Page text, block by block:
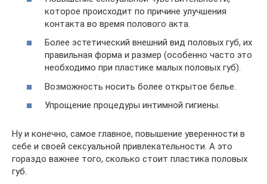
которое происходит по причине улучшения
контакта во время полового акта.
Более эстетический внешний вид половых губ, их
правильная форма и размер (особенно часто это
необходимо при пластике малых половых губ).
Возможность носить более открытое белье.
Упрощение процедуры интимной гигиены.
Ну и конечно, самое главное, повышение уверенности в
себе и своей сексуальной привлекательности. А это
гораздо важнее того, сколько стоит пластика половых
губ.